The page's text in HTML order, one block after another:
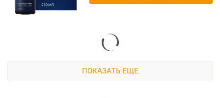
ПОКАЗАТЬ ЕЩЕ